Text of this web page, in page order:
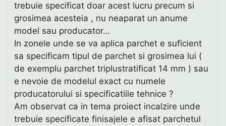
trebuie specificat doar acest lucru precum si
grosimea acesteia , nu neaparat un anume
model sau producator…
In zonele unde se va aplica parchet e suficient
sa specificam tipul de parchet si grosimea lui (
de exemplu parchet triplustratificat 14 mm ) sau
e nevoie de modelul exact cu numele
producatorului si specificatiile tehnice ?
Am observat ca in tema proiect incalzire unde
trebuie specificate finisajele e afisat parchetul